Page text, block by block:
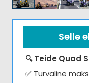
Selle
🔍 Teide Quad
✅ Turvaline